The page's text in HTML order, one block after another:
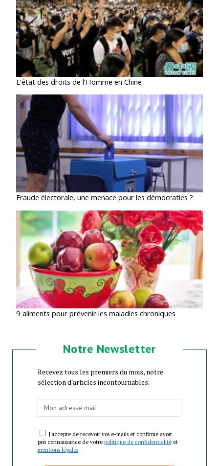
L’état des droits de l’Homme en Chine
Fraude électorale, une menace pour les démocraties ?
9 aliments pour prévenir les maladies chroniques
Notre Newsletter
Recevez tous les premiers du mois, notre
sélection d'articles incontournables.
J'accepte de recevoir vos e-mails et confirme avoir
pris connaissance de votre politique de confidentialitéet
mentions légales.